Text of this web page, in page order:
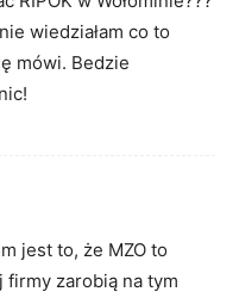
wiedziałam co to
mówi. Bedzie
jest to, że MZO to
zarobią na tym